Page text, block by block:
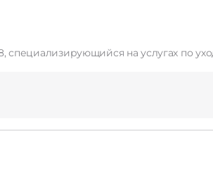
специализирующийся на услугах по